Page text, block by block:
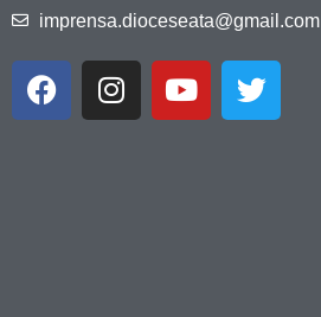
imprensa.dioceseata@gmail.com